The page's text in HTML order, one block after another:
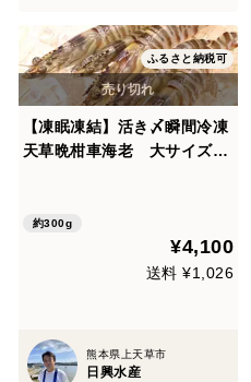
ふるさと納税可
【凍眠凍結】活き〆瞬間冷凍
天草晩柑車海老 大サイズ
れます】＜熨斗対応可＞
約300g
¥4,100
送料 ¥1,026
熊本県上天草市
日興水産